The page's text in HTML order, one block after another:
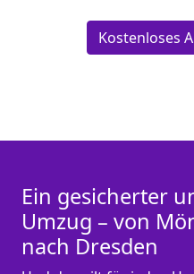
Kostenloses
Ein gesicherter
Umzug – von
nach Dresden